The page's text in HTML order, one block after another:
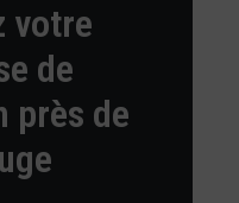
votre
de
près de